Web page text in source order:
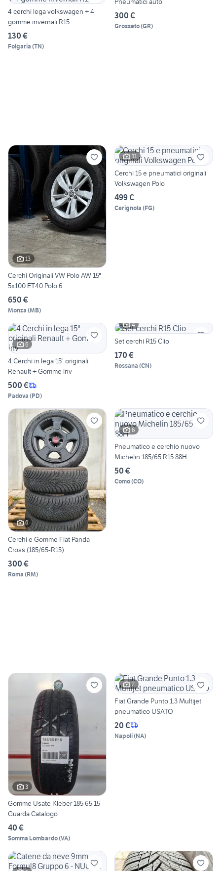
4 cerchi lega volkswagen + 4
gomme invernali R15
130 €
Folgaria (TN)
300 €
Grosseto(GR)
13
Cerchi Originali VW Polo AW 15"
5x100 ET40 Polo 6
650 €
Monza (MB)
11
Cerchi 15 e pneumatici originali
Volkswagen Polo
499 €
Cerignola (FG)
6
4 Cerchi in lega 15" originali
Renault + Gomme inv
500 €
Padova (PD)
4
Set cerchi R15 Clio
170 €
Rossana (CN)
6
Cerchi e Gomme Fiat Panda
Cross (185/65-R15)
300 €
Roma (RM)
6
Pneumatico e cerchio nuovo
Michelin 185/65 R15 88H
50 €
Como(CO)
3
Gomme Usate Kleber 185 65 15
Guarda Catalogo
40 €
Somma Lombardo(VA)
2
Fiat Grande Punto 1.3 Multijet
pneumatico USATO
20 €
Napoli(NA)